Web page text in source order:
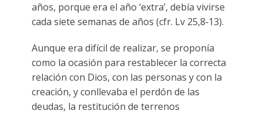
años, porque era el año ‘extra’, debía vivirse
cada siete semanas de años (cfr. Lv 25,8‑13).
Aunque era difícil de realizar, se proponía
como la ocasión para restablecer la correcta
relación con Dios, con las personas y con la
creación, y conllevaba el perdón de las
deudas, la restitución de terrenos